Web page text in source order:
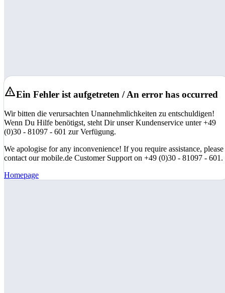
Ein Fehler ist aufgetreten / An error has occurred
Wir bitten die verursachten Unannehmlichkeiten zu entschuldigen!
Wenn Du Hilfe benötigst, steht Dir unser Kundenservice unter +49
(0)30 - 81097 - 601 zur Verfügung.
We apologise for any inconvenience! If you require assistance, please
contact our mobile.de Customer Support on +49 (0)30 - 81097 - 601.
Homepage